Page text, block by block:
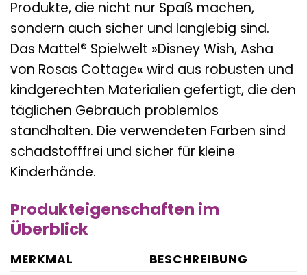
Produkte, die nicht nur Spaß machen,
sondern auch sicher und langlebig sind.
Das Mattel® Spielwelt »Disney Wish, Asha
von Rosas Cottage« wird aus robusten und
kindgerechten Materialien gefertigt, die den
täglichen Gebrauch problemlos
standhalten. Die verwendeten Farben sind
schadstofffrei und sicher für kleine
Kinderhände.
Produkteigenschaften im
Überblick
MERKMAL BESCHREIBUNG